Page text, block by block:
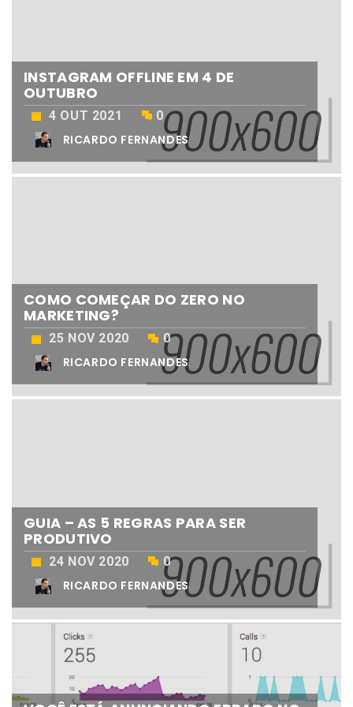
INSTAGRAM OFFLINE EM 4 DE
OUTUBRO
4 OUT 2021 0
RICARDO FERNANDES
COMO COMEÇAR DO ZERO NO
MARKETING?
25 NOV 2020 0
RICARDO FERNANDES
GUIA – AS 5 REGRAS PARA SER
PRODUTIVO
24 NOV 2020 0
RICARDO FERNANDES